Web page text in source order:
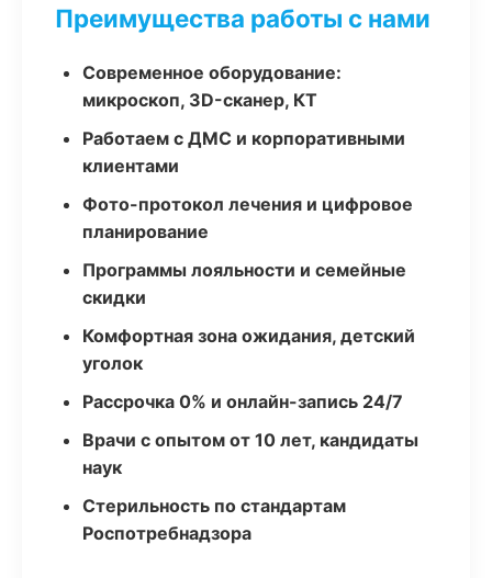
Преимущества работы с нами
Современное оборудование:
микроскоп, 3D-сканер, КТ
Работаем с ДМС и корпоративными
клиентами
Фото-протокол лечения и цифровое
планирование
Программы лояльности и семейные
скидки
Комфортная зона ожидания, детский
уголок
Рассрочка 0% и онлайн-запись 24/7
Врачи с опытом от 10 лет, кандидаты
наук
Стерильность по стандартам
Роспотребнадзора